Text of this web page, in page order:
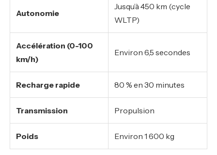
Autonomie
Jusqu’à 450 km (cycle
WLTP)
Accélération (0-100
km/h)
Environ 6,5 secondes
Recharge rapide 80 % en 30 minutes
Transmission Propulsion
Poids Environ 1 600 kg